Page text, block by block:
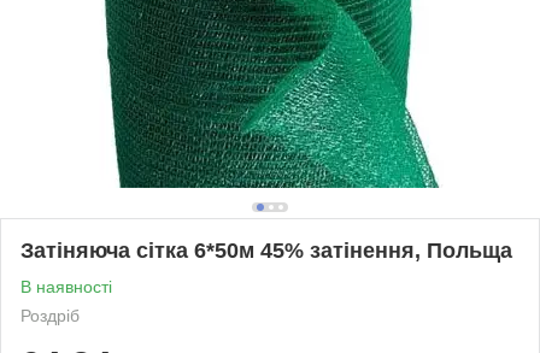
Затіняюча сітка 6*50м 45% затінення, Польща
В наявності
Роздріб